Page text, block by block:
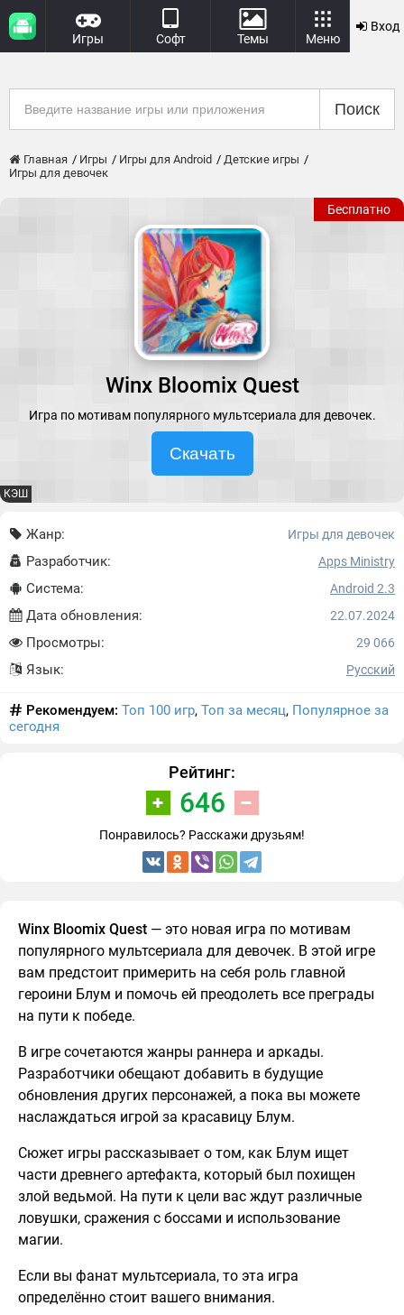
Игры Софт Темы Меню
Вход
Поиск
Главная Игры Игры для Android
Детские игры
Игры для девочек
Бесплатно
Winx Bloomix Quest
Игра по мотивам популярного мультсериала для девочек.
Скачать
КЭШ
Жанр: Игры для девочек
Разработчик: Apps Ministry
Система: Android 2.3
Дата обновления: 22.07.2024
Просмотры: 29 066
Язык: Русский
Рекомендуем: Топ 100 игр, Топ за месяц, Популярное за
сегодня
Рейтинг:
646
Понравилось? Расскажи друзьям!
Winx Bloomix Quest — это новая игра по мотивам
популярного мультсериала для девочек. В этой игре
вам предстоит примерить на себя роль главной
героини Блум и помочь ей преодолеть все преграды
на пути к победе.
В игре сочетаются жанры раннера и аркады.
Разработчики обещают добавить в будущие
обновления других персонажей, а пока вы можете
наслаждаться игрой за красавицу Блум.
Сюжет игры рассказывает о том, как Блум ищет
части древнего артефакта, который был похищен
злой ведьмой. На пути к цели вас ждут различные
ловушки, сражения с боссами и использование
магии.
Если вы фанат мультсериала, то эта игра
определённо стоит вашего внимания.